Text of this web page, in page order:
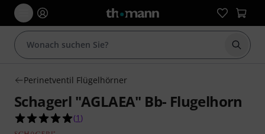
Suche
Perinetventil Flügelhörner
Schagerl "AGLAEA" Bb- Flugelhorn
5.0 von 5 Sternen aus 1 Kundenbewertungen
(1 )